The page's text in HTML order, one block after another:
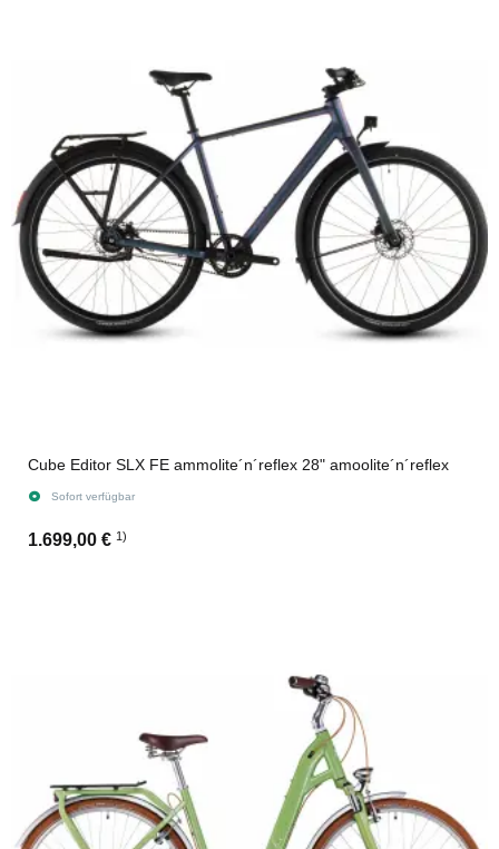
Cube Editor SLX FE ammolite´n´reflex 28" amoolite´n´reflex
Sofort verfügbar
1.699,00 € 1)